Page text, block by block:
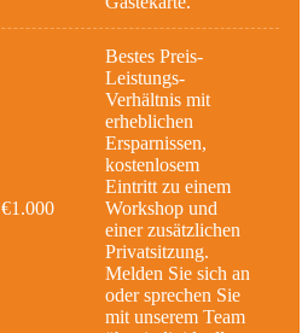
€1.000
Bestes Preis-
Leistungs-
Verhältnis mit
erheblichen
Ersparnissen,
kostenlosem
Eintritt zu einem
Workshop und
einer zusätzlichen
Privatsitzung.
Melden Sie sich an
oder sprechen Sie
mit unserem Team